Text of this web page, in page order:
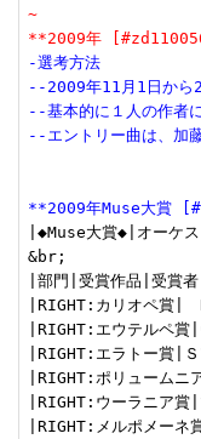
~
**2009年
-選考方法
--2009年11月1日から
--基本的に１人の作者
--エントリー曲は、加
**2009年Muse大賞
|◆Muse大賞◆|オーケ
&br;
|部門|受賞作品|受賞
|RIGHT:カリオペ賞|
|RIGHT:エウテルペ賞
|RIGHT:エラトー賞|
|RIGHT:ポリュームニ
|RIGHT:ウーラニア賞
|RIGHT:メルポメーネ